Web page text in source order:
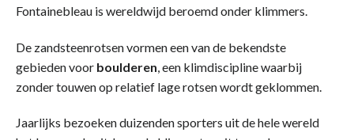
Fontainebleau is wereldwijd beroemd onder klimmers.
De zandsteenrotsen vormen een van de bekendste
gebieden voor boulderen , een klimdiscipline waarbij
zonder touwen op relatief lage rotsen wordt geklommen.
Jaarlijks bezoeken duizenden sporters uit de hele wereld